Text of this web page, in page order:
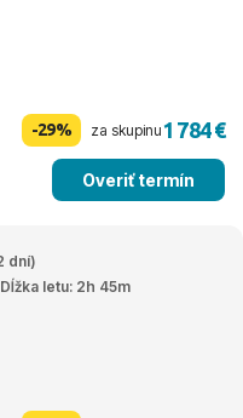
-29% za skupinu1 784 €
Overiť termín
dní)
letu: 2h 45m